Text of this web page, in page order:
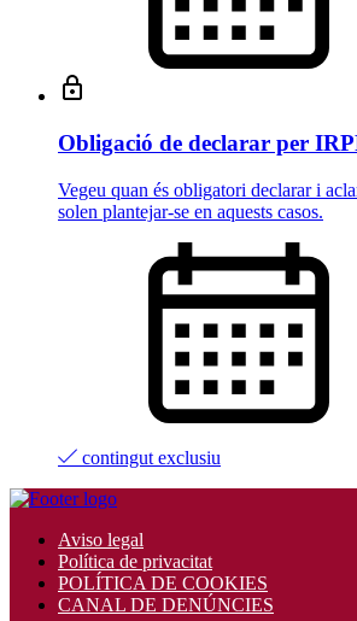
Obligació de declarar per
Vegeu quan és obligatori declarar i
solen plantejar-se en aquests casos.
contingut exclusiu
Aviso legal
Política de privacitat
POLÍTICA DE COOKIES
CANAL DE DENÚNCIES